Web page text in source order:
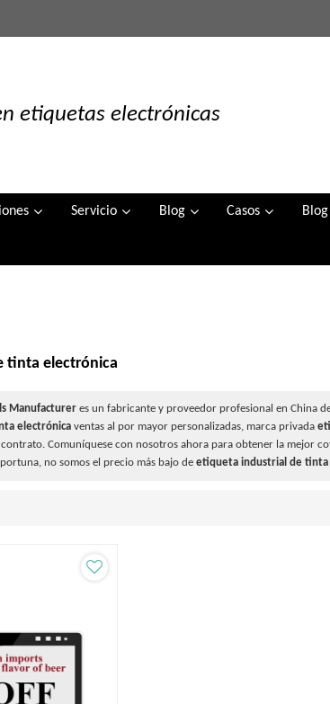
etiquetas electrónicas
Servicio Blog Casos Blog
tinta electrónica
Manufacturer es un fabricante y proveedor profesional en China
electrónica ventas al por mayor personalizadas, marca privada
Comuníquese con nosotros ahora para obtener la mejor
no somos el precio más bajo de etiqueta industrial de tinta